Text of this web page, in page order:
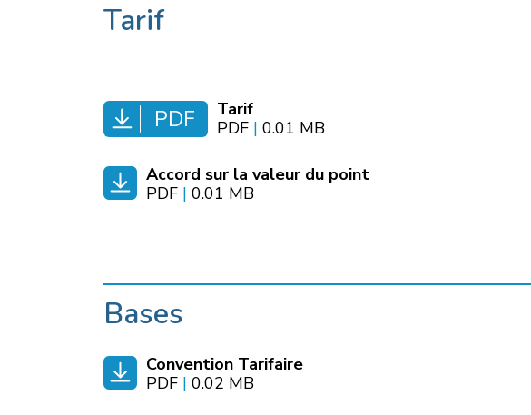
Tarif
PDF
Tarif
PDF | 0.01 MB
Accord sur la valeur du point
PDF | 0.01 MB
Bases
Convention Tarifaire
PDF | 0.02 MB